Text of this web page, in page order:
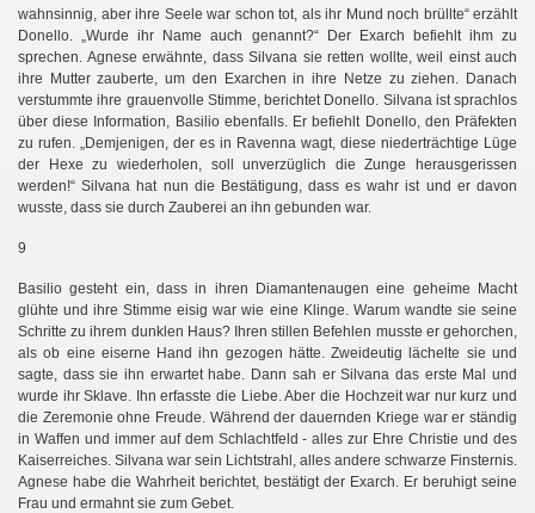
wahnsinnig, aber ihre Seele war schon tot, als ihr Mund noch brüllte“ erzählt
Donello. „Wurde ihr Name auch genannt?“ Der Exarch befiehlt ihm zu
sprechen. Agnese erwähnte, dass Silvana sie retten wollte, weil einst auch
ihre Mutter zauberte, um den Exarchen in ihre Netze zu ziehen. Danach
verstummte ihre grauenvolle Stimme, berichtet Donello. Silvana ist sprachlos
über diese Information, Basilio ebenfalls. Er befiehlt Donello, den Präfekten
zu rufen. „Demjenigen, der es in Ravenna wagt, diese niederträchtige Lüge
der Hexe zu wiederholen, soll unverzüglich die Zunge herausgerissen
werden!“ Silvana hat nun die Bestätigung, dass es wahr ist und er davon
wusste, dass sie durch Zauberei an ihn gebunden war.
9
Basilio gesteht ein, dass in ihren Diamantenaugen eine geheime Macht
glühte und ihre Stimme eisig war wie eine Klinge. Warum wandte sie seine
Schritte zu ihrem dunklen Haus? Ihren stillen Befehlen musste er gehorchen,
als ob eine eiserne Hand ihn gezogen hätte. Zweideutig lächelte sie und
sagte, dass sie ihn erwartet habe. Dann sah er Silvana das erste Mal und
wurde ihr Sklave. Ihn erfasste die Liebe. Aber die Hochzeit war nur kurz und
die Zeremonie ohne Freude. Während der dauernden Kriege war er ständig
in Waffen und immer auf dem Schlachtfeld - alles zur Ehre Christie und des
Kaiserreiches. Silvana war sein Lichtstrahl, alles andere schwarze Finsternis.
Agnese habe die Wahrheit berichtet, bestätigt der Exarch. Er beruhigt seine
Frau und ermahnt sie zum Gebet.